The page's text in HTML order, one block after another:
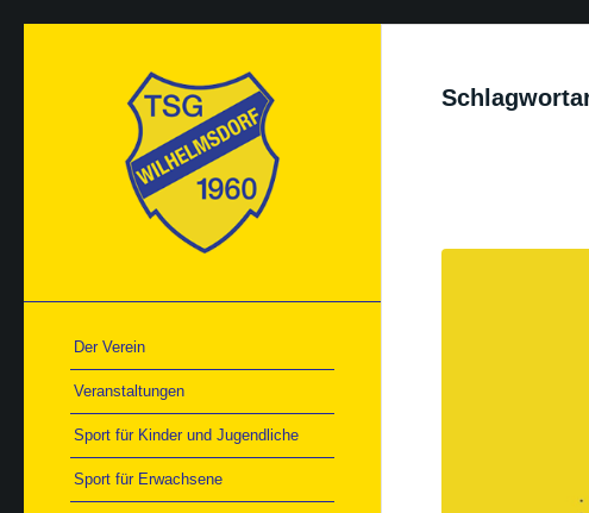
Der Verein
Veranstaltungen
Sport für Kinder und Jugendliche
Sport für Erwachsene